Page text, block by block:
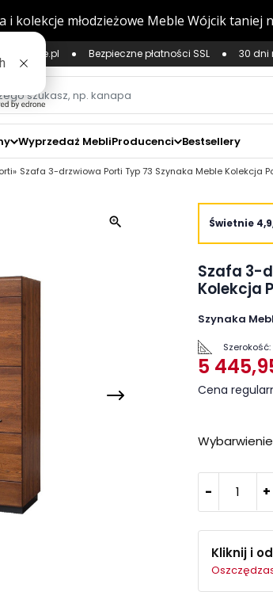
Zaufane.pl Bezpieczne płatności SSL 30 dni
Wyprzedaż MebliProducenci Bestsellery
Szafa 3-drzwiowa Porti Typ 73 Szynaka Meble Kolekcja
zoom_in Świetnie
Szafa 3-
Kolekcja
Szynaka
Szerokość:
5
Cena
Wybarwienie
- +
Kliknij i